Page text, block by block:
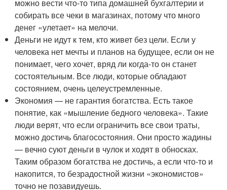
можно вести что-то типа домашней бухгалтерии и
собирать все чеки в магазинах, потому что много
денег «улетает» на мелочи.
Деньги не идут к тем, кто живет без цели. Если у
человека нет мечты и планов на будущее, если он не
понимает, чего хочет, вряд ли когда-то он станет
состоятельным. Все люди, которые обладают
состоянием, очень целеустремленные.
Экономия — не гарантия богатства. Есть такое
понятие, как «мышление бедного человека». Такие
люди верят, что если ограничить все свои траты,
можно достичь благосостояния. Они просто жадины
— вечно суют деньги в чулок и ходят в обносках.
Таким образом богатства не достичь, а если что-то и
накопится, то безрадостной жизни «экономистов»
точно не позавидуешь.